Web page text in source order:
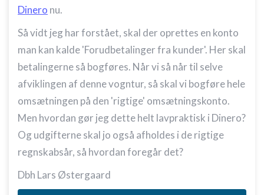
Dinero nu.
Så vidt jeg har forstået, skal der oprettes en konto
man kan kalde 'Forudbetalinger fra kunder'. Her skal
betalingerne så bogføres. Når vi så når til selve
afviklingen af denne vogntur, så skal vi bogføre hele
omsætningen på den 'rigtige' omsætningskonto.
Men hvordan gør jeg dette helt lavpraktisk i Dinero?
Og udgifterne skal jo også afholdes i de rigtige
regnskabsår, så hvordan foregår det?
Dbh Lars Østergaard